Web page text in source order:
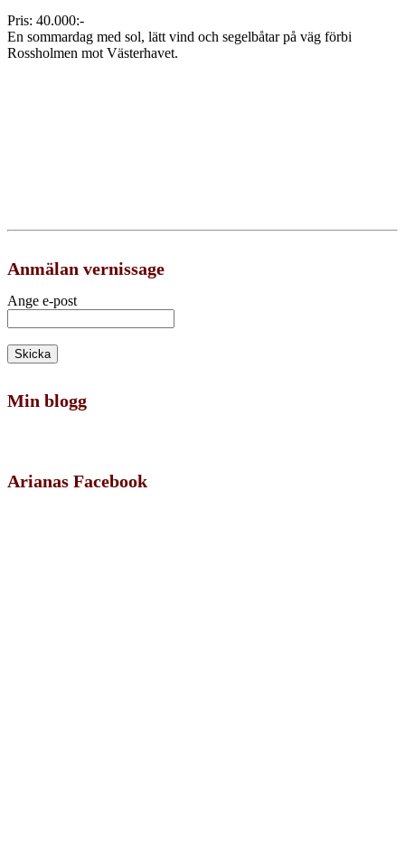
Pris: 40.000:-
En sommardag med sol, lätt vind och segelbåtar på väg förbi
Rossholmen mot Västerhavet.
Anmälan vernissage
Ange e-post
Min blogg
Arianas Facebook